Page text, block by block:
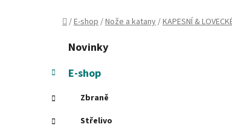
Domů
/E-shop/Nože a katany/KAPESNÍ &
s
r
a
kategorie
t
e
g
r
Novinky
E-shop
Zbraně
Střelivo